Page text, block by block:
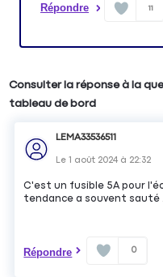
Répondre 11
Consulter la réponse à la
tableau de bord
LEMA33536511
Le1 août 2024 à 22:32
C'est un fusible 5A pour
tendance a souvent sauté
Répondre 0